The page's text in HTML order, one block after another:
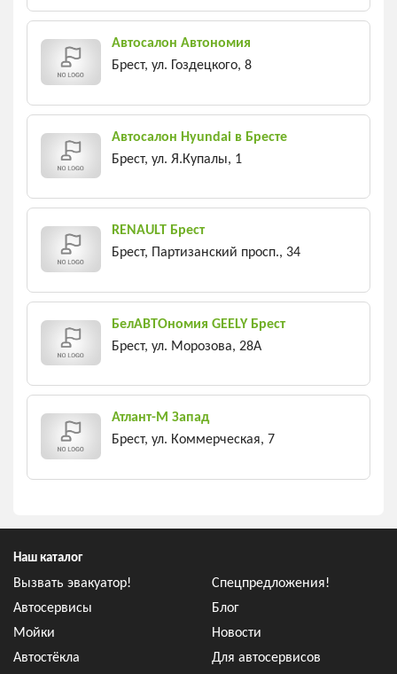
Автосалон Автономия
Брест, ул. Гоздецкого, 8
Автосалон Hyundai в Бресте
Брест, ул. Я.Купалы, 1
RENAULT Брест
Брест, Партизанский просп., 34
БелАВТОномия GEELY Брест
Брест, ул. Морозова, 28А
Атлант-М Запад
Брест, ул. Коммерческая, 7
Наш каталог
Вызвать эвакуатор!
Автосервисы
Мойки
Автостёкла
Спецпредложения!
Блог
Новости
Для автосервисов